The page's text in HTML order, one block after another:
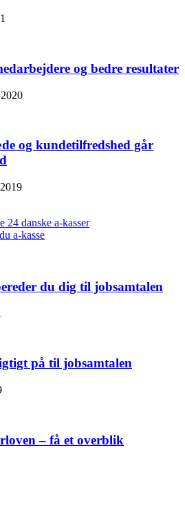
og bedre resultater
og kundetilfredshed går
24 danske a-kasser
a-kasse
du dig til jobsamtalen
på til jobsamtalen
– få et overblik